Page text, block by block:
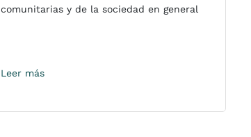
comunitarias y de la sociedad en general
Leer más